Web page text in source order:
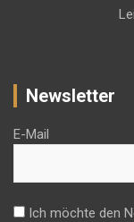
Newsletter
E-Mail
Ich möchte den